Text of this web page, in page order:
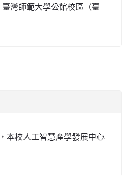
灣師範大學公館校區（臺
本校人工智慧產學發展中心